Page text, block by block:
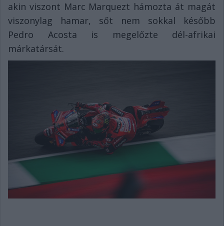
akin viszont Marc Marquezt hámozta át magát
viszonylag hamar, sőt nem sokkal később
Pedro Acosta is megelőzte dél-afrikai
márkatársát.